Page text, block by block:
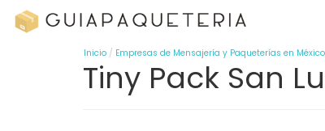
Inicio Empresas de Mensajería y Paqueterías en México
Tiny Pack San